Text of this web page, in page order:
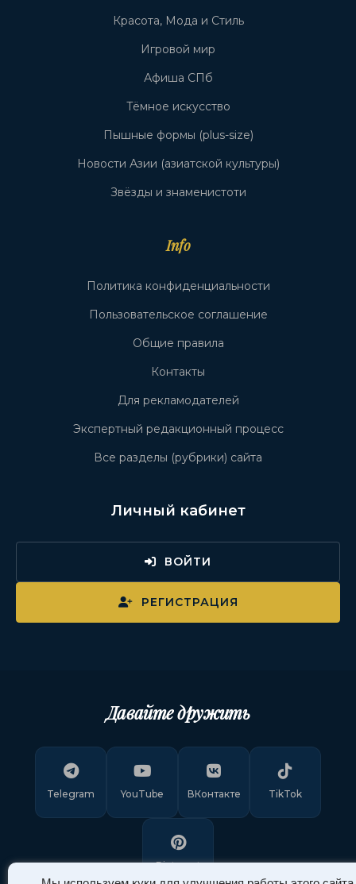
Красота, Мода и Стиль
Игровой мир
Афиша СПб
Тёмное искусство
Пышные формы (plus-size)
Новости Азии (азиатской культуры)
Звёзды и знаменистоти
Info
Политика конфиденциальности
Пользовательское соглашение
Общие правила
Контакты
Для рекламодателей
Экспертный редакционный процесс
Все разделы (рубрики) сайта
Личный кабинет
ВОЙТИ
РЕГИСТРАЦИЯ
Давайте дружить
Telegram YouTube ВКонтакте TikTok
Pinterest